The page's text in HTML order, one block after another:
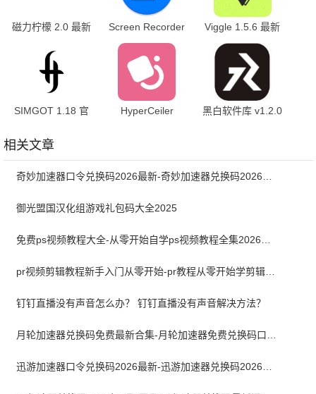
磁力柠檬 2.0 最新
Screen Recorder
1.2.6.7 最新版
Viggle 1.5.6 最新
版
SIMGOT 1.18 官
HyperCeiler
黑白软件库 v1.2.0
相关文章
御光盟国汉化组游戏礼包码大全2025
pr视频剪辑教程新手入门从零开始-pr教程从零开始学剪辑全集免费
钉钉直播没有声音怎么办？ 钉钉直播没有声音解决方法？